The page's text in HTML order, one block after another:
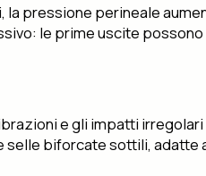
pressione perineale
le prime uscite
e gli impatti
biforcate sottili, adatte